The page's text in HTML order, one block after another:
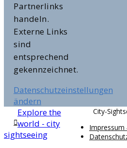
Partnerlinks
handeln.
Externe Links
sind
entsprechend
gekennzeichnet.
Datenschutzeinstellungen
ändern
City-
Impressum
Explore the
world - city
sightseeing